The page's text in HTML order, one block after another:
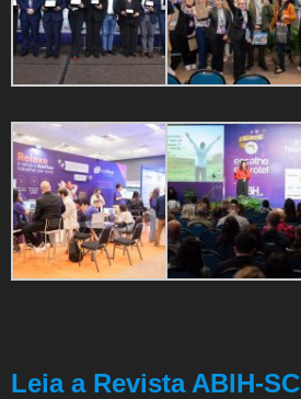
Leia a Revista ABIH-SC